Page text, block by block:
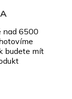
nad 6500
budete mít